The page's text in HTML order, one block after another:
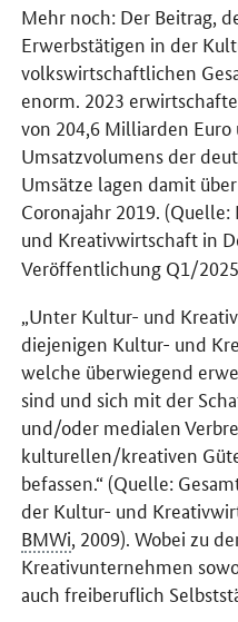
Mehr noch: Der Beitrag,
Erwerbstätigen in der
volkswirtschaftlichen
enorm. 2023
von 204,6 Milliarden
Umsatzvolumens der
Umsätze lagen damit
Coronajahr 2019.
und Kreativwirtschaft in
Veröffentlichung Q1/
„Unter Kultur- und
diejenigen Kultur- und
welche überwiegend
sind und sich mit der
und/oder medialen
kulturellen/kreativen
befassen.“ (Quelle:
der Kultur- und
BMWi, 2009). Wobei zu
Kreativunternehmen
auch freiberuflich